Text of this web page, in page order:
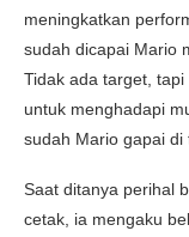
meningkatkan
sudah dicapai Mario
Tidak ada target,
untuk menghadapi
sudah Mario gapai di
Saat ditanya perihal
cetak, ia mengaku